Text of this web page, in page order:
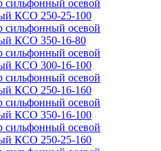
сильфонный осевой
КСО 250-25-100
сильфонный осевой
КСО 350-16-80
сильфонный осевой
КСО 300-16-100
сильфонный осевой
КСО 250-16-160
сильфонный осевой
КСО 350-16-100
сильфонный осевой
КСО 250-25-160